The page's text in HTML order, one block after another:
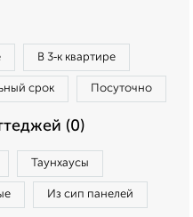
В 3‑к квартире
срок Посуточно
(0)
Таунхаусы
Из сип панелей